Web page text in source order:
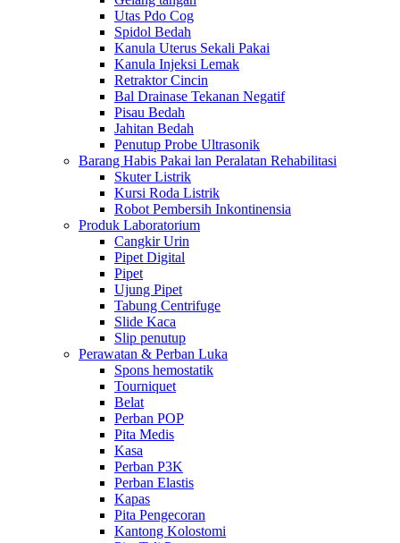
Utas Pdo Cog
Spidol Bedah
Kanula Uterus Sekali Pakai
Kanula Injeksi Lemak
Retraktor Cincin
Bal Drainase Tekanan Negatif
Pisau Bedah
Jahitan Bedah
Penutup Probe Ultrasonik
Barang Habis Pakai lan Peralatan Rehabilitasi
Skuter Listrik
Kursi Roda Listrik
Robot Pembersih Inkontinensia
Produk Laboratorium
Cangkir Urin
Pipet Digital
Pipet
Ujung Pipet
Tabung Centrifuge
Slide Kaca
Slip penutup
Perawatan & Perban Luka
Spons hemostatik
Tourniquet
Belat
Perban POP
Pita Medis
Kasa
Perban P3K
Perban Elastis
Kapas
Pita Pengecoran
Kantong Kolostomi